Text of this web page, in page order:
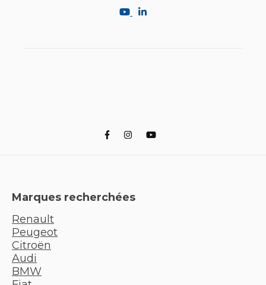
Marques recherchées
Renault
Peugeot
Citroën
Audi
BMW